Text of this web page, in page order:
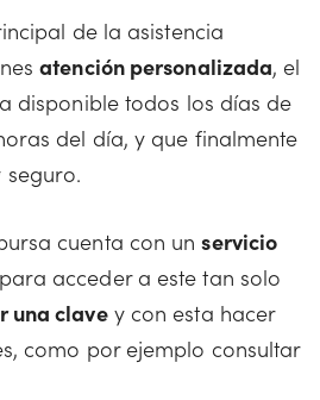
de la asistencia
atención personalizada, el
disponible todos los días de
del día, y que finalmente
cuenta con unservicio
acceder a este tan solo
una clavey con esta hacer
como por ejemplo consultar